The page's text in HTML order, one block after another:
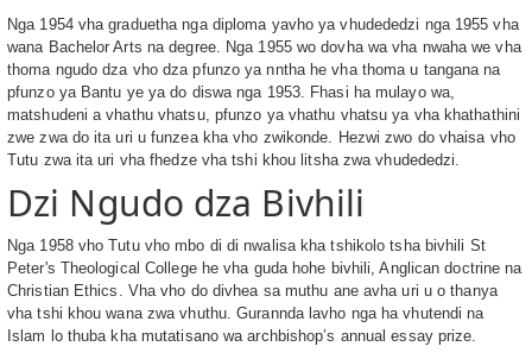
Nga 1954 vha graduetha nga diploma yavho ya vhudededzi nga 1955 vha
wana Bachelor Arts na degree. Nga 1955 wo dovha wa vha nwaha we vha
thoma ngudo dza vho dza pfunzo ya nntha he vha thoma u tangana na
pfunzo ya Bantu ye ya do diswa nga 1953. Fhasi ha mulayo wa,
matshudeni a vhathu vhatsu, pfunzo ya vhathu vhatsu ya vha khathathini
zwe zwa do ita uri u funzea kha vho zwikonde. Hezwi zwo do vhaisa vho
Tutu zwa ita uri vha fhedze vha tshi khou litsha zwa vhudededzi.
Dzi Ngudo dza Bivhili
Nga 1958 vho Tutu vho mbo di di nwalisa kha tshikolo tsha bivhili St
Peter's Theological College he vha guda hohe bivhili, Anglican doctrine na
Christian Ethics. Vha vho do divhea sa muthu ane avha uri u o thanya
vha tshi khou wana zwa vhuthu. Gurannda lavho nga ha vhutendi na
Islam lo thuba kha mutatisano wa archbishop’s annual essay prize.